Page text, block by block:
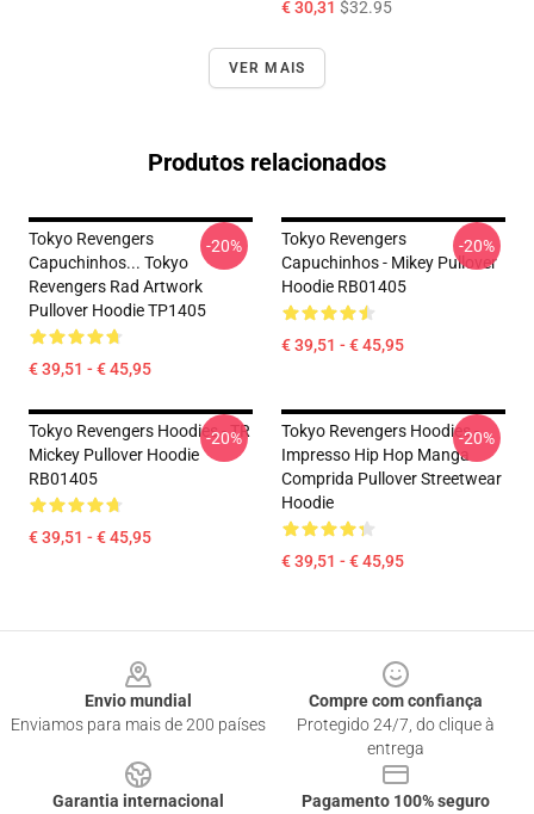
€ 30,31 $32.95
VER MAIS
Produtos relacionados
Tokyo Revengers
Capuchinhos... Tokyo
Revengers Rad Artwork
Pullover Hoodie TP1405
€ 39,51 - € 45,95
-20%
Tokyo Revengers
Capuchinhos - Mikey Pullover
Hoodie RB01405
€ 39,51 - € 45,95
-20%
Tokyo Revengers Hoodies - TR
Mickey Pullover Hoodie
RB01405
€ 39,51 - € 45,95
-20%
Tokyo Revengers Hoodies -
Impresso Hip Hop Manga
Comprida Pullover Streetwear
Hoodie
€ 39,51 - € 45,95
-20%
Envio mundial
Enviamos para mais de 200 países
Compre com confiança
Protegido 24/7, do clique à
entrega
Garantia internacional
Pagamento 100% seguro